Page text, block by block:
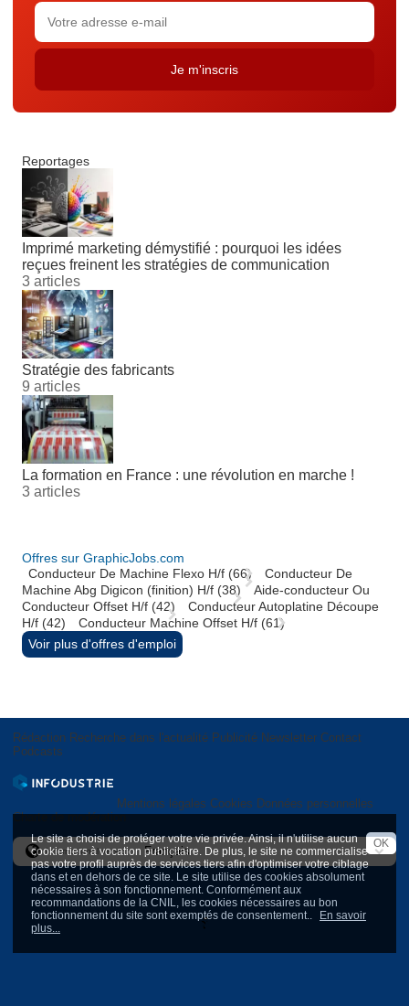
Le site a choisi de protéger votre vie privée. Ainsi, il n'utilise aucun
cookie tiers à vocation publicitaire. De plus, le site ne commercialise
pas votre profil auprès de services tiers afin d'optimiser votre ciblage
dans et en dehors de ce site. Le site utilise des cookies absolument
nécessaires à son fonctionnement. Conformément aux
recommandations de la CNIL, les cookies nécessaires au bon
fonctionnement du site sont exemptés de consentement..
En savoir
plus...
OK
Reportages
Imprimé marketing démystifié : pourquoi les idées
reçues freinent les stratégies de communication
3 articles
Stratégie des fabricants
9 articles
La formation en France : une révolution en marche !
3 articles
Offres sur GraphicJobs.com
Conducteur De Machine Flexo H/f (66)
Conducteur De
Machine Abg Digicon (finition) H/f (38)
Aide-conducteur Ou
Conducteur Offset H/f (42)
Conducteur Autoplatine Découpe
H/f (42)
Conducteur Machine Offset H/f (61)
Voir plus d'offres d'emploi
Rédaction Recherche dans l'actualité Publicité Newsletter Contact
Podcasts
Mentions légales Cookies Données personnelles
Charte de modération
International version